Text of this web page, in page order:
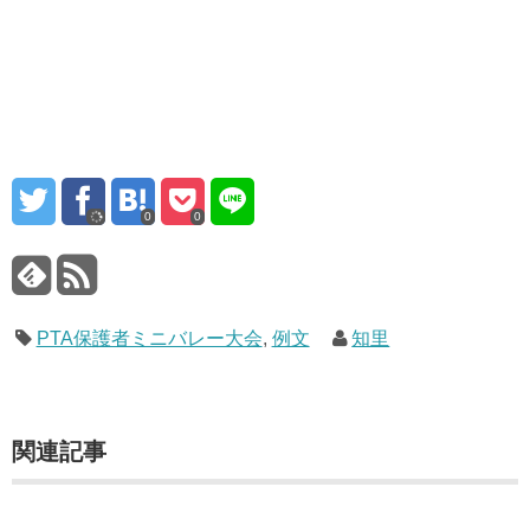
0 0
PTA保護者ミニバレー大会, 例文 知里
関連記事